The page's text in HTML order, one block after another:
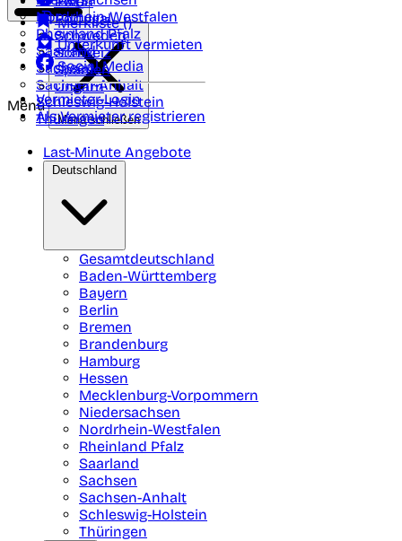
Nordrhein-Westfalen
Rheinland Pfalz
Saarland
Sachsen
Sachsen-Anhalt
Schleswig-Holstein
Thüringen
Portugal
Schweden
Schweiz
Spanien
Ungarn
Merkliste ()
Unterkunft vermieten
Social Media
Vermieter-Login
Als Vermieter registrieren
Menü
Menü schließen
Last-Minute Angebote
Deutschland
Gesamtdeutschland
Baden-Württemberg
Bayern
Berlin
Bremen
Brandenburg
Hamburg
Hessen
Mecklenburg-Vorpommern
Niedersachsen
Nordrhein-Westfalen
Rheinland Pfalz
Saarland
Sachsen
Sachsen-Anhalt
Schleswig-Holstein
Thüringen